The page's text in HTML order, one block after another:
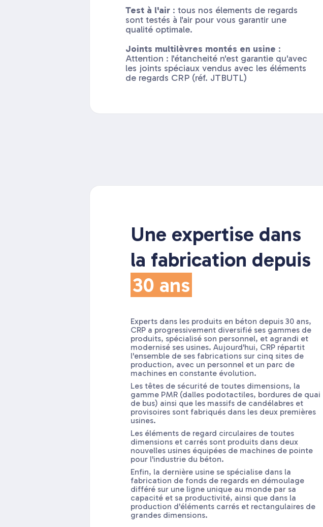
Test à l'air : tous nos élements de regards
sont testés à l'air pour vous garantir une
qualité optimale.
Joints multilèvres montés en usine :
Attention : l'étancheité n'est garantie qu'avec
les joints spéciaux vendus avec les éléments
de regards CRP (réf. JTBUTL)
Une expertise dans
la fabrication depuis
30 ans
Experts dans les produits en béton depuis 30 ans,
CRP a progressivement diversifié ses gammes de
produits, spécialisé son personnel, et agrandi et
modernisé ses usines. Aujourd'hui, CRP répartit
l'ensemble de ses fabrications sur cinq sites de
production, avec un personnel et un parc de
machines en constante évolution.
Les têtes de sécurité de toutes dimensions, la
gamme PMR (dalles podotactiles, bordures de quai
de bus) ainsi que les massifs de candélabres et
provisoires sont fabriqués dans les deux premières
usines.
Les éléments de regard circulaires de toutes
dimensions et carrés sont produits dans deux
nouvelles usines équipées de machines de pointe
pour l'industrie du béton.
Enfin, la dernière usine se spécialise dans la
fabrication de fonds de regards en démoulage
différé sur une ligne unique au monde par sa
capacité et sa productivité, ainsi que dans la
production d'éléments carrés et rectangulaires de
grandes dimensions.